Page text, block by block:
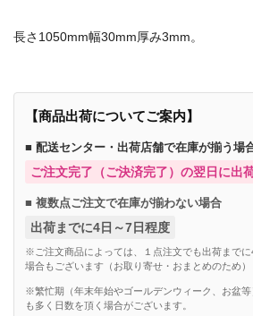
長さ1050mm幅30mm厚み3mm。
【商品出荷についてご案内】
■ 配送センター・出荷店舗で在庫が揃う場
ご注文完了（ご決済完了）の翌日に出
■ 複数点ご注文で在庫が揃わない場合
出荷までに4日～7日程度
※ご注文商品によっては、１点注文でも出荷までに
場合もございます（お取り寄せ・おまとめのため）
※繁忙期（年末年始やゴールデンウィーク、お盆
も多く日数を頂く場合がございます。